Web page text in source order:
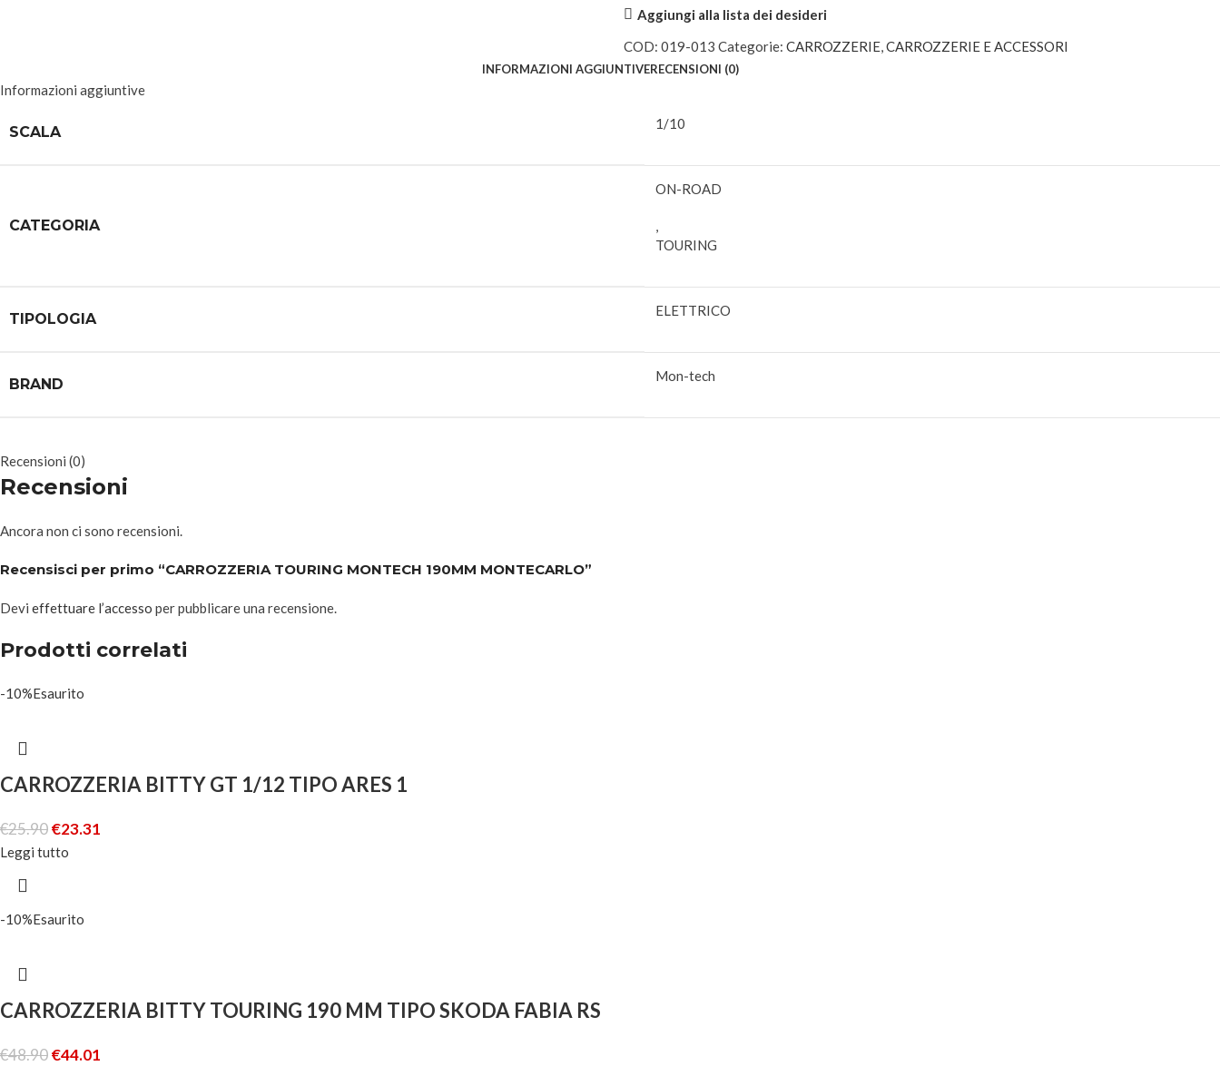
Aggiungi alla lista dei desideri
COD: 019-013 Categorie: CARROZZERIE,CARROZZERIE E ACCESSORI
INFORMAZIONI AGGIUNTIVERECENSIONI (0)
Informazioni aggiuntive
SCALA 1/10
CATEGORIA
ON-ROAD
,
TOURING
TIPOLOGIA ELETTRICO
BRAND Mon-tech
Recensioni (0)
Recensioni
Ancora non ci sono recensioni.
Recensisci per primo “CARROZZERIA TOURING MONTECH 190MM MONTECARLO”
Devi effettuare l’accesso per pubblicare una recensione.
Prodotti correlati
-10%Esaurito
CARROZZERIA BITTY GT 1/12 TIPO ARES 1
€25.90€23.31
Leggi tutto
-10%Esaurito
CARROZZERIA BITTY TOURING 190 MM TIPO SKODA FABIA RS
€48.90€44.01